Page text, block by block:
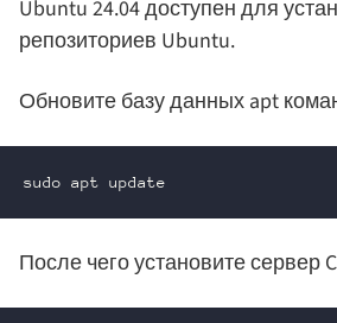
Ubuntu 24.04 доступен для
репозиториев Ubuntu.
Обновите базу данных apt
sudo apt update
После чего установите сервер